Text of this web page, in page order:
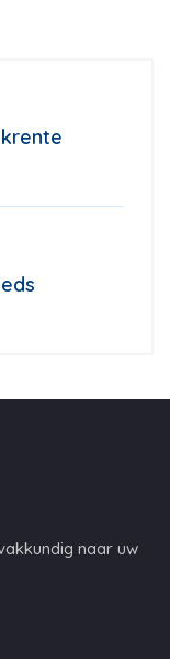
naar uw